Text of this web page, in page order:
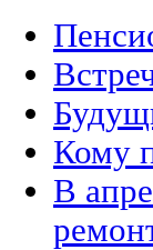
Кому
В